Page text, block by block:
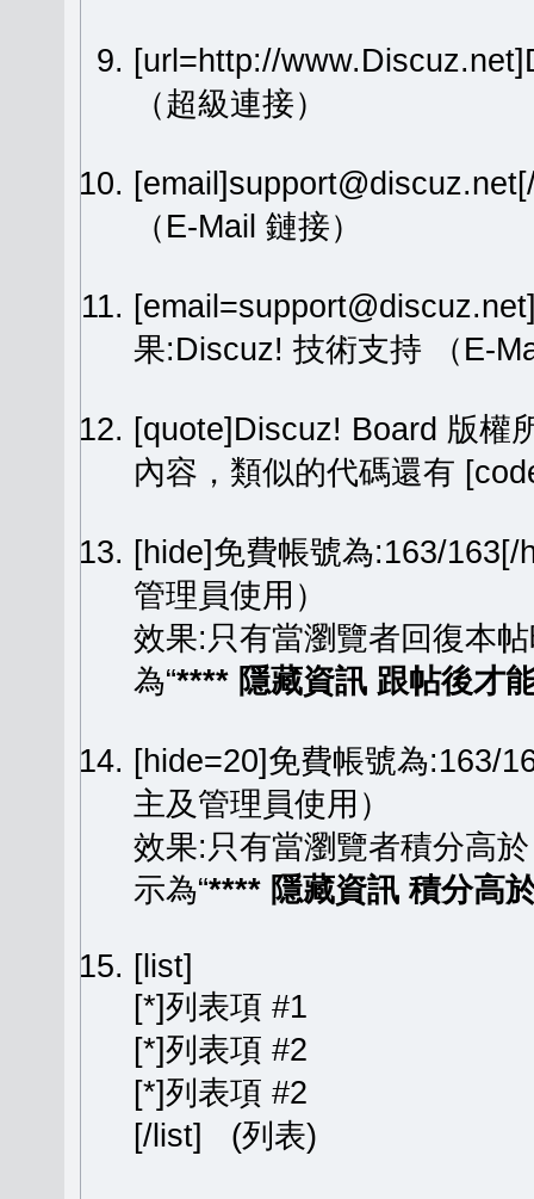
[url=http://
（超級連接）
（E-Mail 鏈接）
果:Discuz! 技術支持 （E-
[quote]Discuz! Board 版
內容，類似的代碼還有
[hide]免費帳號為:163/
管理員使用）
效果:只有當瀏覽者回復本
為“**** 隱藏資訊 跟帖後才
[hide=20]免費帳號為:163/
主及管理員使用）
效果:只有當瀏覽者積分高
示為“**** 隱藏資訊 積分高
[list]
[*]列表項 #1
[*]列表項 #2
[*]列表項 #2
[/list] (列表)